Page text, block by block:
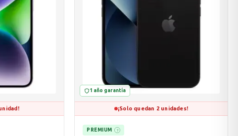
1 año garantía
¡Solo quedan 2 unidades!
PREMIUM ?